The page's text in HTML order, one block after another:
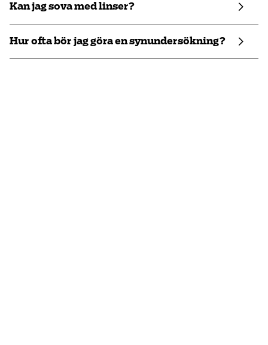
Kan jag sova med linser?
Hur ofta bör jag göra en synundersökning?